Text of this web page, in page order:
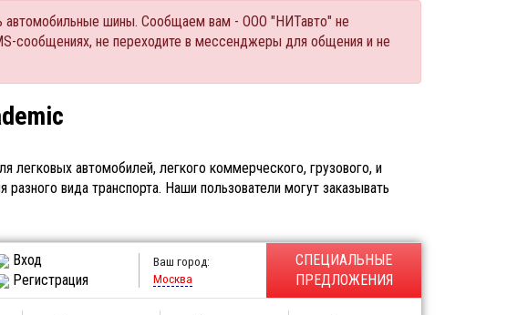
автомобильные шины. Сообщаем вам - ООО "НИТавто" не
сообщениях, не переходите в мессенджеры для общения и не
автомобилей, легкого коммерческого, грузового, и
вида транспорта. Наши пользователи могут заказывать
Вход
Регистрация
Ваш город:
Москва
СПЕЦИАЛЬНЫЕ
ПРЕДЛОЖЕНИЯ